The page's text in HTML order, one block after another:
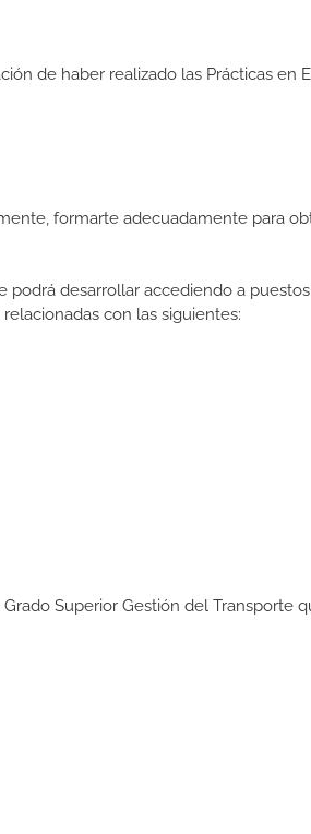
de haber realizado las Prácticas en
formarte adecuadamente para
podrá desarrollar accediendo a
con las siguientes:
Superior Gestión del Transporte